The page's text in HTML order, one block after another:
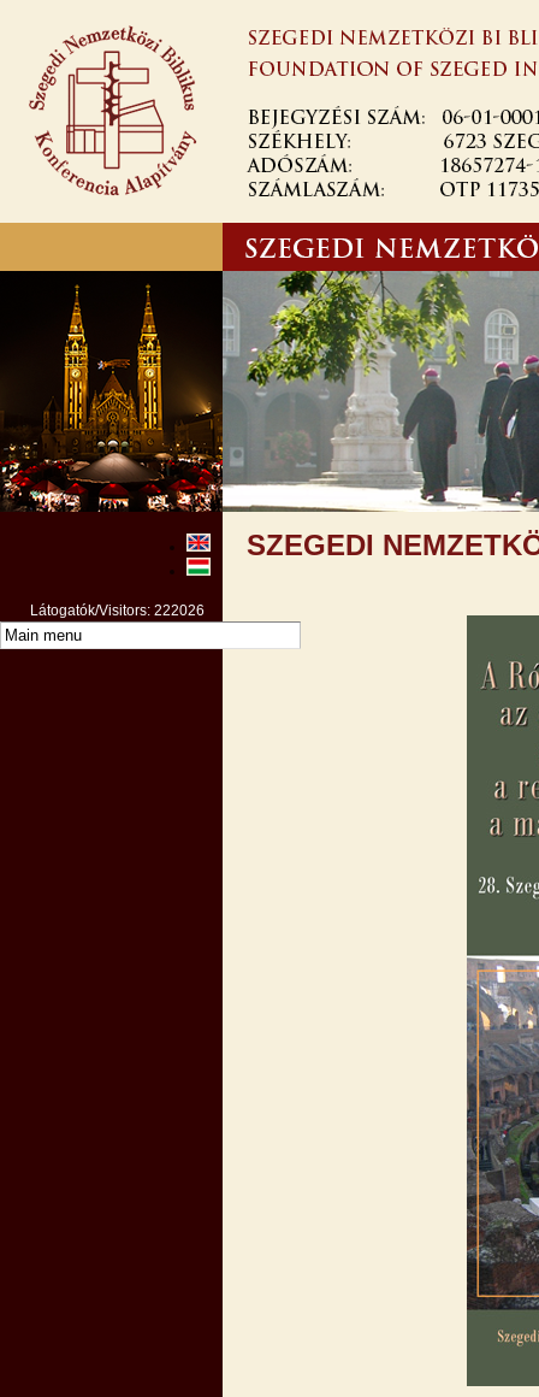
SZEGEDI
Látogatók/Visitors: 222026